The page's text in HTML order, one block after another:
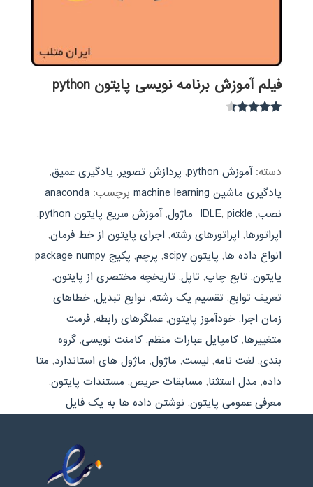
فیلم آموزش برنامه نویسی پایتون python
دسته:آموزش python , پردازش تصویر, یادگیری عمیق,
یادگیری ماشین machine learning
برچسب: anaconda
نصب,
IDLE,pickle ماژول ,آموزش سریع پایتون python
,
اپراتورها, اپراتورهای رشته, اجرای پایتون از خط فرمان,
انواع داده ها, پایتون scipy , پرچم,
پکیج package numpy
پایتون, تابع چاپ, تاپل, تاریخچه مختصری از پایتون,
تعریف توابع, تقسیم یک رشته, توابع تبدیل, خطاهای
زمان اجرا, خودآموز پایتون, عملگرهای رابطه, فرمت
متغییرها, کامپایل عبارات منظم, کامنت نویسی, گروه
بندی, لغت نامه, لیست, ماژول, ماژول های استاندارد, متا
داده, مدل استثنا, مسابقات حریص, مستندات پایتون,
معرفی عمومی پایتون, نوشتن داده ها به یک فایل